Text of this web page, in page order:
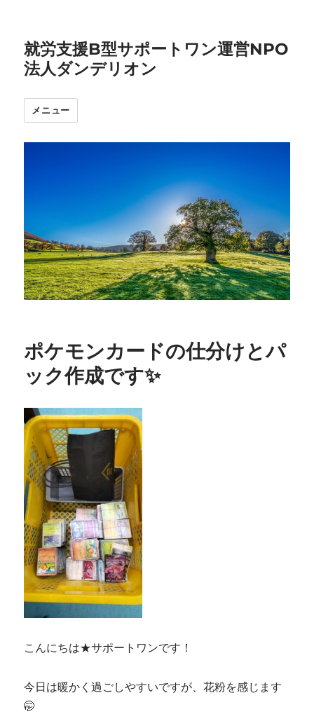
就労支援B型サポートワン運営NPO
法人ダンデリオン
メニュー
ポケモンカードの仕分けとパ
ック作成です✨
こんにちは★サポートワンです！
今日は暖かく過ごしやすいですが、花粉を感じます
🤭